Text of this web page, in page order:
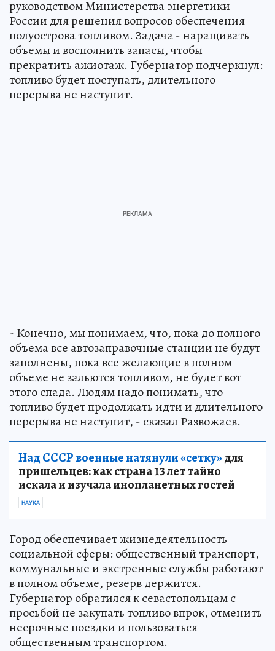
руководством Министерства энергетики
России для решения вопросов обеспечения
полуострова топливом. Задача - наращивать
объемы и восполнить запасы, чтобы
прекратить ажиотаж. Губернатор подчеркнул:
топливо будет поступать, длительного
перерыва не наступит.
- Конечно, мы понимаем, что, пока до полного
объема все автозаправочные станции не будут
заполнены, пока все желающие в полном
объеме не зальются топливом, не будет вот
этого спада. Людям надо понимать, что
топливо будет продолжать идти и длительного
перерыва не наступит, - сказал Развожаев.
Над СССР военные натянули «сетку»для
пришельцев: как страна 13 лет тайно
искала и изучала инопланетных гостей
НАУКА
Город обеспечивает жизнедеятельность
социальной сферы: общественный транспорт,
коммунальные и экстренные службы работают
в полном объеме, резерв держится.
Губернатор обратился к севастопольцам с
просьбой не закупать топливо впрок, отменить
несрочные поездки и пользоваться
общественным транспортом.